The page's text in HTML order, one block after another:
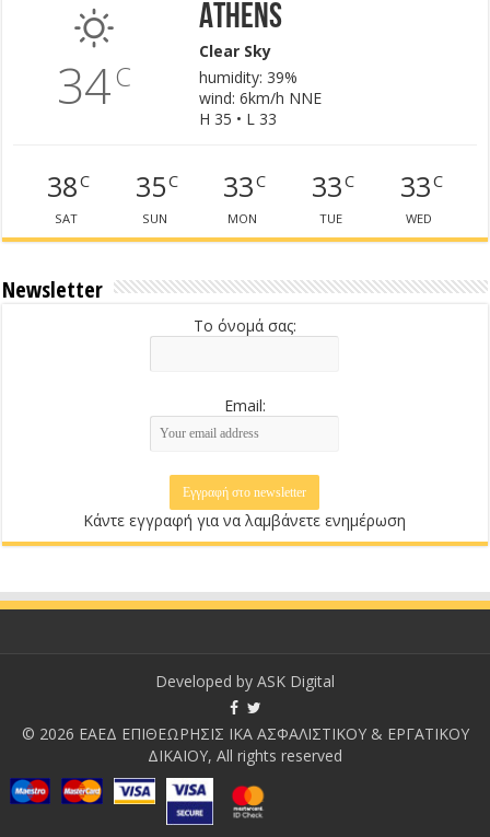
34C
Athens
Clear Sky
humidity: 39%
wind: 6km/h NNE
H 35 • L 33
38C
SAT
35C
SUN
33C
MON
33C
TUE
33C
WED
Newsletter
Το όνομά σας:
Email:
Κάντε εγγραφή για να λαμβάνετε ενημέρωση
Developed by ASK Digital
© 2026 ΕΑΕΔ ΕΠΙΘΕΩΡΗΣΙΣ ΙΚΑ ΑΣΦΑΛΙΣΤΙΚΟΥ & ΕΡΓΑΤΙΚΟΥ
ΔΙΚΑΙΟΥ, All rights reserved